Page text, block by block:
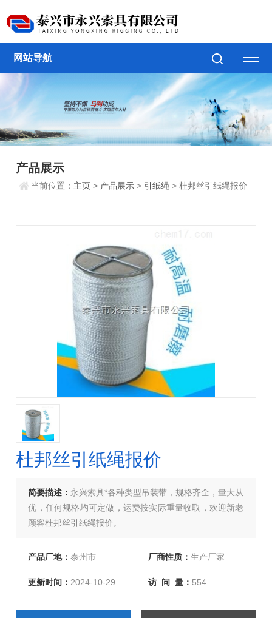
网站导航
产品展示
当前位置： 主页 > 产品展示 > 引纸绳 > 杜邦丝引纸绳报价
杜邦丝引纸绳报价
简要描述： 永兴索具*各种类型吊装带，规格齐全，量大从
优，任何规格均可定做，运费按实际重量收取，欢迎新老
顾客杜邦丝引纸绳报价。
产品厂地：泰州市 厂商性质： 生产厂家
更新时间：2024-10-29 访 问 量： 554